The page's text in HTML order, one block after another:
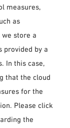
measures,
as
we store a
provided by a
In this case,
that the cloud
for the
Please click
the